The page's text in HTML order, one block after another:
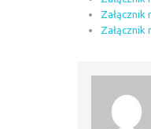
Załącznik
Załącznik